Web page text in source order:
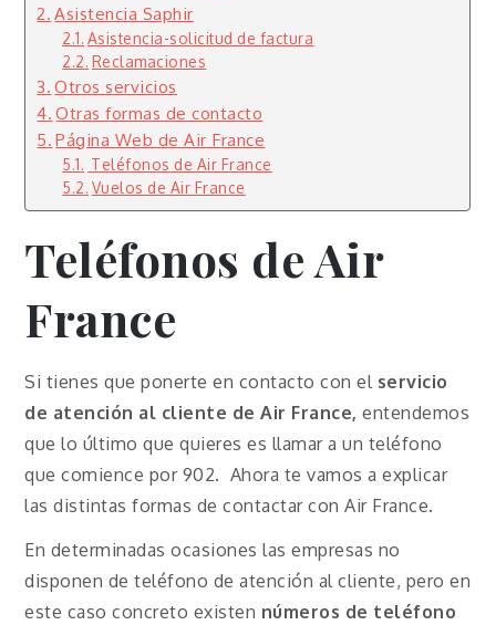
Asistencia Saphir
Asistencia-solicitud de factura
Reclamaciones
Otros servicios
Otras formas de contacto
Página Web de Air France
Teléfonos de Air France
Vuelos de Air France
Teléfonos de Air
France
Si tienes que ponerte en contacto con el servicio
de atención al cliente de Air France, entendemos
que lo último que quieres es llamar a un teléfono
que comience por 902. Ahora te vamos a explicar
las distintas formas de contactar con Air France.
En determinadas ocasiones las empresas no
disponen de teléfono de atención al cliente, pero en
este caso concreto existen números de teléfono